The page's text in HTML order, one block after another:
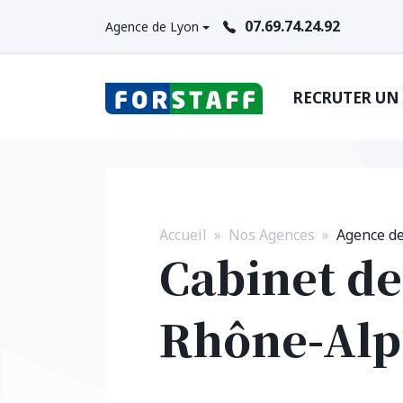
Agence de Lyon 07.69.74.24.92
RECRUTER
Accueil Nos Agences Agence
Cabinet
Rhône-